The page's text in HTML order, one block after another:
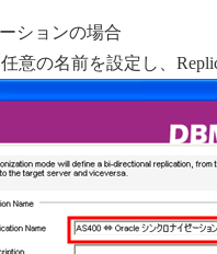
ションの場合
意の名前を設定し、